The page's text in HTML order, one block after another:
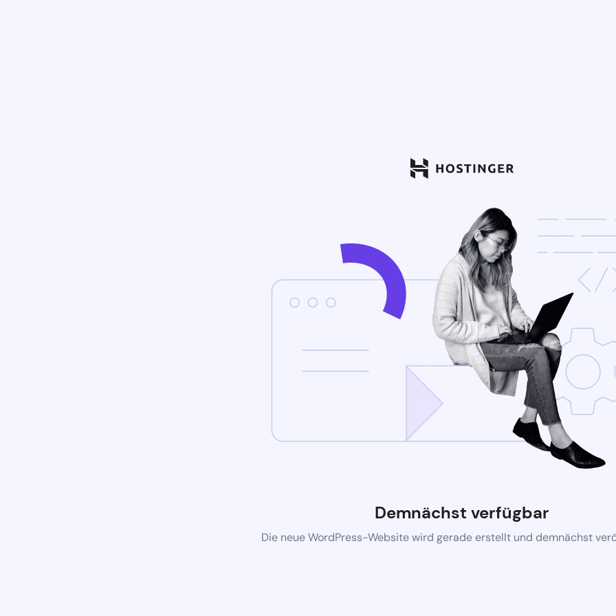
Demnächst verfügbar
Die neue WordPress-Website wird gerade erstellt und demnächst